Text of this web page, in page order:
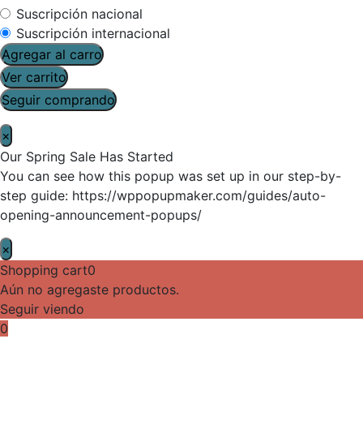
Suscripción nacional
Suscripción internacional
Agregar al carro
Ver carrito
Seguir comprando
×
Our Spring Sale Has Started
You can see how this popup was set up in our step-by-
step guide: https://wppopupmaker.com/guides/auto-
opening-announcement-popups/
×
Shopping cart0
Aún no agregaste productos.
Seguir viendo
0